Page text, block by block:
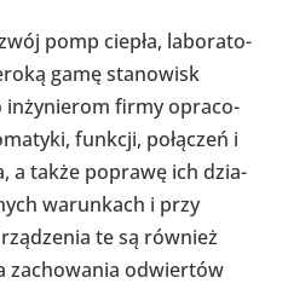
pomp ciepła, labo­ra­to­
gamę sta­no­wisk
inży­nie­rom firmy opra­co­
funkcji, połą­czeń i
a także poprawę ich dzia­
warun­kach i przy
te są również
zacho­wa­nia odwier­tów